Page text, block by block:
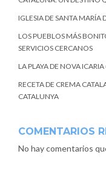
IGLESIA DE SANTA MARÍA
LOS PUEBLOS MÁS
SERVICIOS CERCANOS
LA PLAYA DE NOVA
RECETA DE CREMA
CATALUNYA
COMENTARIOS
No hay comentarios